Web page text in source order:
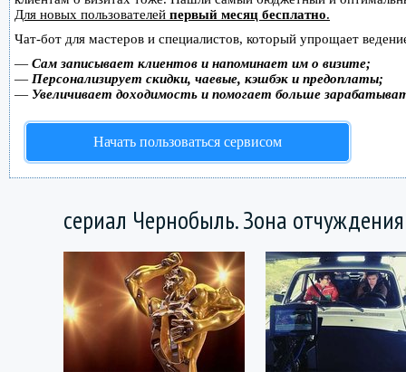
Для новых пользователей первый месяц бесплатно.
Чат-бот для мастеров и специалистов, который упрощает
— Сам записывает клиентов и напоминает им о визите;
— Персонализирует скидки, чаевые, кэшбэк и предоплаты;
— Увеличивает доходимость и помогает больше
Начать пользоваться сервисом
сериал Чернобыль. Зона